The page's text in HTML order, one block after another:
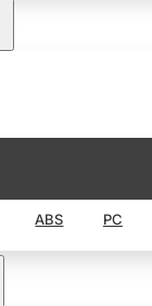
ABS PC